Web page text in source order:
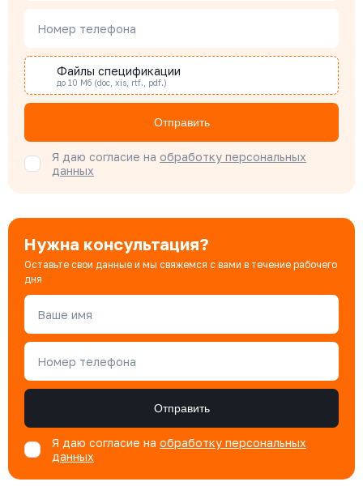
Специалист отдела снабжения
Бондарюк Евгения
Специалист отдела продаж
Номер телефона
Файлы спецификации
до 10 Мб (doc, xis, rtf., pdf.)
Отправить
Я даю согласие на обработку персональных
данных
Нужна консультация?
Оставьте свои данные и мы свяжемся с вами в течение рабочего
дня
Ваше имя
Номер телефона
Отправить
Я даю согласие на обработку персональных
данных